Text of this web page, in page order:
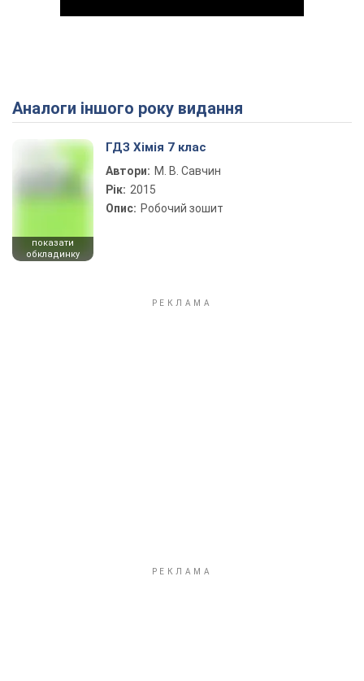
Play Video
Аналоги іншого року видання
показати
обкладинку
ГДЗ Хімія 7 клас
Автори: М. В. Савчин
Рік: 2015
Опис: Робочий зошит